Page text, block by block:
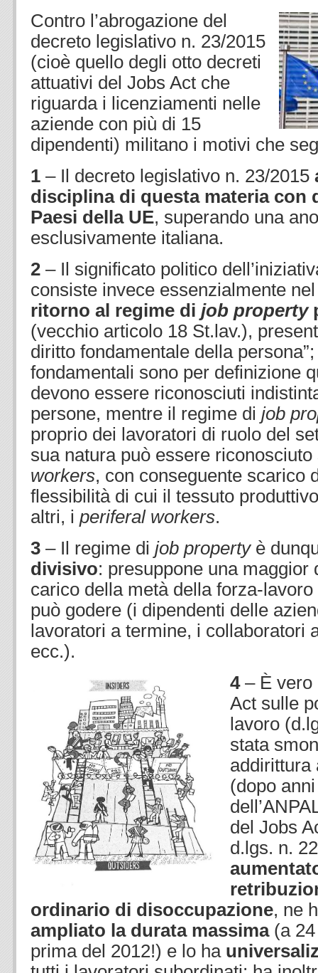
Contro l’abrogazione del
decreto legislativo n. 23/2015
(cioè quello degli otto decreti
attuativi del Jobs Act che
riguarda i licenziamenti nelle
aziende con più di 15
dipendenti) militano i motivi che
1 – Il decreto legislativo n. 23/2015
disciplina di questa materia con
Paesi della UE, superando una
esclusivamente italiana.
2 – Il significato politico
consiste invece essenzialmente
ritorno al regime di job property
(vecchio articolo 18 St.lav.),
diritto fondamentale della
fondamentali sono per definizione
devono essere riconosciuti
persone, mentre il regime di job
proprio dei lavoratori di ruolo del
sua natura può essere
workers, con conseguente scarico
flessibilità di cui il tessuto
altri, i periferal workers.
3 – Il regime di job propertyè
divisivo: presuppone una maggior
carico della metà della forza-
può godere (i dipendenti delle
lavoratori a termine, i collaboratori
ecc.).
4– È vero
Act sulle
lavoro
stata
addirittura
(dopo
del Jobs
d.lgs. n.
ordinario di disoccupazione, ne
ampliato la durata massima(a 24
prima del 2012!) e lo ha